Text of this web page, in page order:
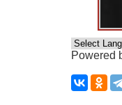
Powered